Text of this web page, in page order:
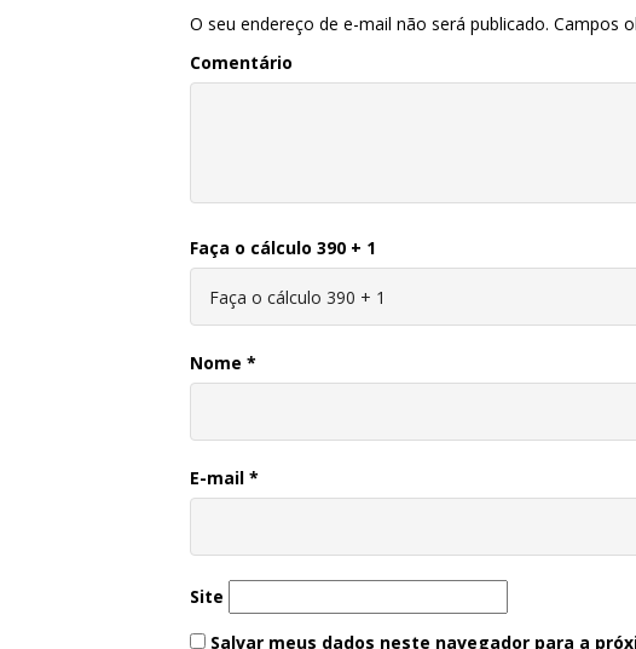
O seu endereço de e-mail não será publicado. Campos
Comentário
Faça o cálculo 390 + 1
Nome *
E-mail *
Site
Salvar meus dados neste navegador para a